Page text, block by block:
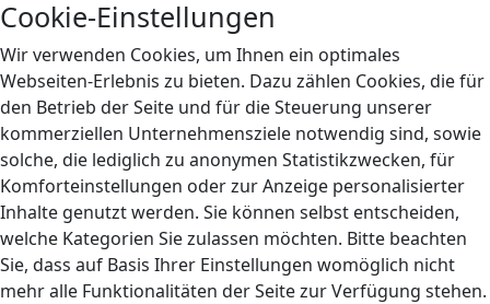
Cookie-Einstellungen
Wir verwenden Cookies, um Ihnen ein optimales
Webseiten-Erlebnis zu bieten. Dazu zählen Cookies, die für
den Betrieb der Seite und für die Steuerung unserer
kommerziellen Unternehmensziele notwendig sind, sowie
solche, die lediglich zu anonymen Statistikzwecken, für
Komforteinstellungen oder zur Anzeige personalisierter
Inhalte genutzt werden. Sie können selbst entscheiden,
welche Kategorien Sie zulassen möchten. Bitte beachten
Sie, dass auf Basis Ihrer Einstellungen womöglich nicht
mehr alle Funktionalitäten der Seite zur Verfügung stehen.